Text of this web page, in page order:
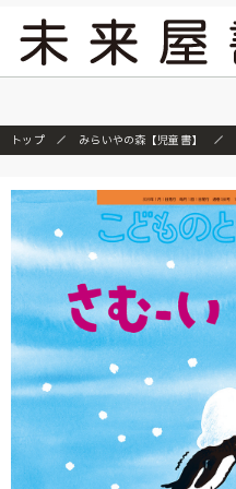
トップ みらいやの森【児童書】